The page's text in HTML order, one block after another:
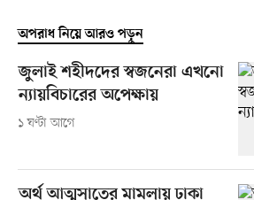
অপরাধ নিয়ে আরও পড়ুন
জুলাই শহীদদের স্বজনেরা এখনো
ন্যায়বিচারের অপেক্ষায়
১ ঘণ্টা আগে
অর্থ আত্মসাতের মামলায় ঢাকা